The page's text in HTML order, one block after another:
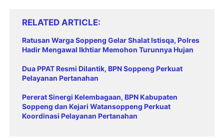
RELATED ARTICLE
Ratusan Warga Soppeng Gelar Shalat Istisqa, Polres
Hadir Mengawal Ikhtiar Memohon Turunnya Hujan
Dua PPAT Resmi Dilantik, BPN Soppeng Perkuat
Pelayanan Pertanahan
Pererat Sinergi Kelembagaan, BPN Kabupaten
Soppeng dan Kejari Watansoppeng Perkuat
Koordinasi Pelayanan Pertanahan